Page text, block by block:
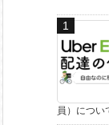
員）につい